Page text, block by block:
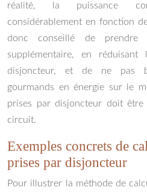
réalité, la puissance
considérablement en fonction
donc conseillé de prendre
supplémentaire, en
disjoncteur, et de ne pas
gourmands en énergie sur le
prises par disjoncteur doit être
circuit.
Exemples concrets de
prises par disjoncteur
Pour illustrer la méthode de